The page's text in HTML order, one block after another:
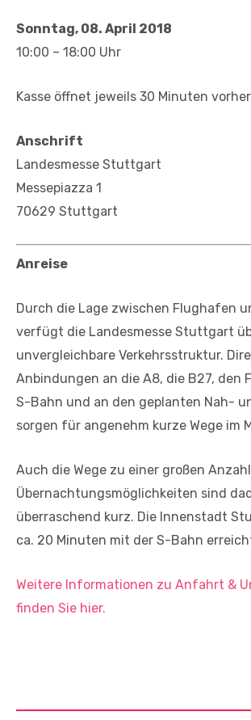
Sonntag, 08. April 2018
10:00 – 18:00 Uhr
Kasse öffnet jeweils 30 Minuten vorher
Anschrift
Landesmesse Stuttgart
Messepiazza 1
70629 Stuttgart
Anreise
Durch die Lage zwischen Flughafen
verfügt die Landesmesse Stuttgart
unvergleichbare Verkehrsstruktur.
Anbindungen an die A8, die B27, den
S-Bahn und an den geplanten Nah-
sorgen für angenehm kurze Wege im
Auch die Wege zu einer großen
Übernachtungsmöglichkeiten sind
überraschend kurz. Die Innenstadt
ca. 20 Minuten mit der S-Bahn
Weitere Informationen zu Anfahrt &
finden Sie hier.